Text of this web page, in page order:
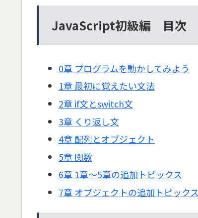
JavaScript初級編 目次
0章 プログラムを動かしてみよう
1章 最初に覚えたい文法
2章 if文とswitch文
3章 くり返し文
4章 配列とオブジェクト
5章 関数
6章 1章～5章の追加トピックス
7章 オブジェクトの追加トピックス